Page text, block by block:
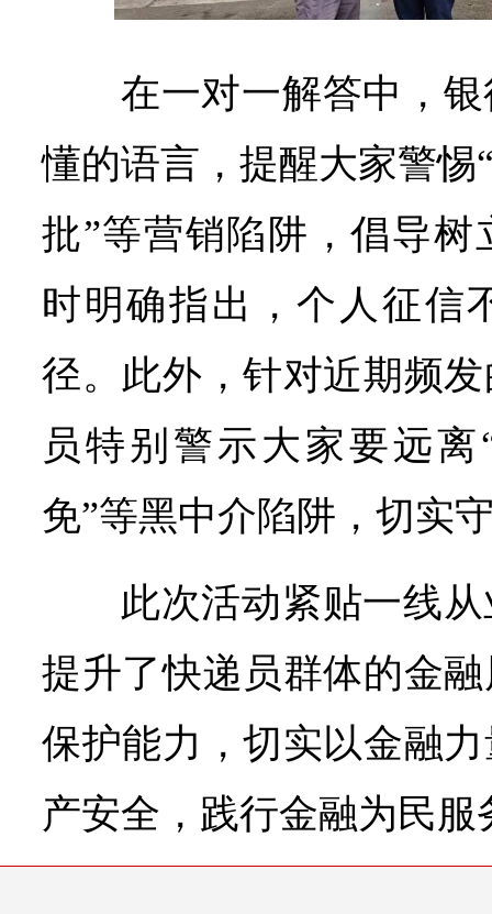
在一对一解答中，
懂的语言，提醒大家警惕
批”等营销陷阱，倡导
时明确指出，个人征信
径。此外，针对近期频
员特别警示大家要远
免”等黑中介陷阱，切实
此次活动紧贴一线
提升了快递员群体的金
保护能力，切实以金融
产安全，践行金融为民服